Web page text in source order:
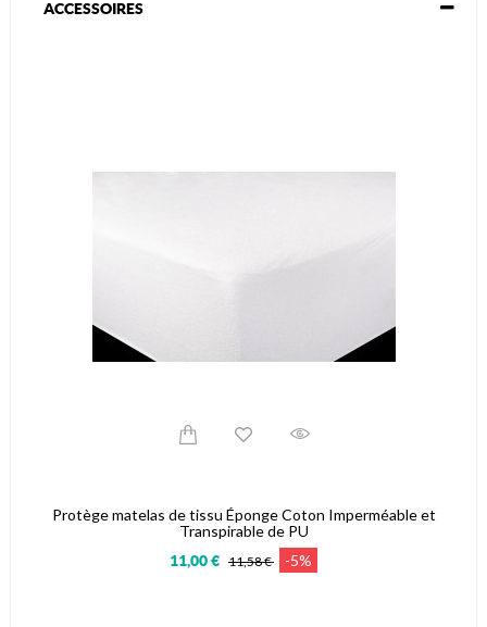
ACCESSOIRES
Protège matelas de tissu Éponge Coton Imperméable et
Transpirable de PU
11,00 € 11,58 € -5%